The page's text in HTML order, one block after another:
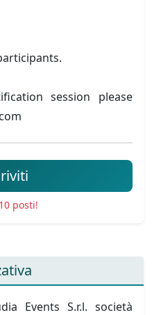
session please
posti!
Events S.r.l. società